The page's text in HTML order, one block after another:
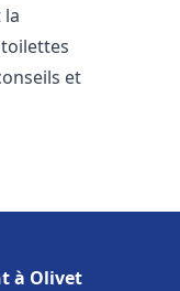
la
et
à Olivet